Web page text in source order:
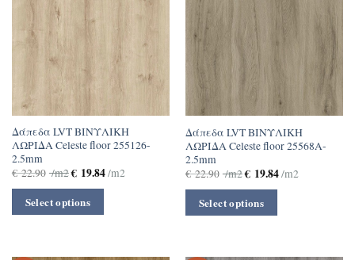
Δάπεδα LVT ΒΙΝΥΛΙΚΗ
ΛΩΡΙΔΑ Celeste floor 255126-
2.5mm
€22.90 /m2€19.84/m2
Select options
Δάπεδα LVT ΒΙΝΥΛΙΚΗ
ΛΩΡΙΔΑ Celeste floor 25568A-
2.5mm
€22.90 /m2€19.84/m2
Select options